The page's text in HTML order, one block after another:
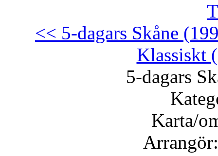
<< 5-dagars Skåne
Klassiskt
5-dagars
Karta/
Arrangör: